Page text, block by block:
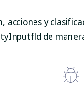
acciones y
de